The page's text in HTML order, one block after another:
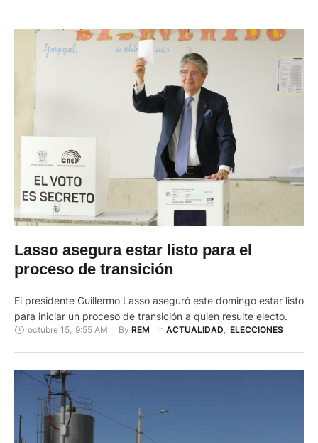
Lasso asegura estar listo para el
proceso de transición
El presidente Guillermo Lasso aseguró este domingo estar listo
para iniciar un proceso de transición a quien resulte electo.
octubre 15 9:55 AM By REM In ACTUALIDAD, ELECCIONES